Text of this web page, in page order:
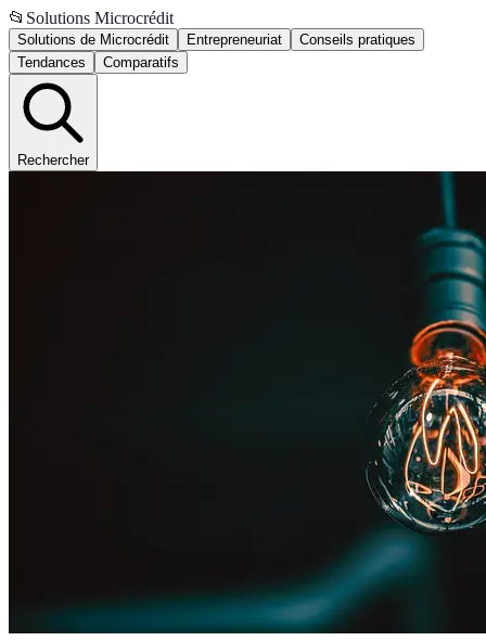
📂 Solutions Microcrédit
Solutions de Microcrédit Entrepreneuriat
Conseils pratiques
Tendances
Comparatifs
Rechercher